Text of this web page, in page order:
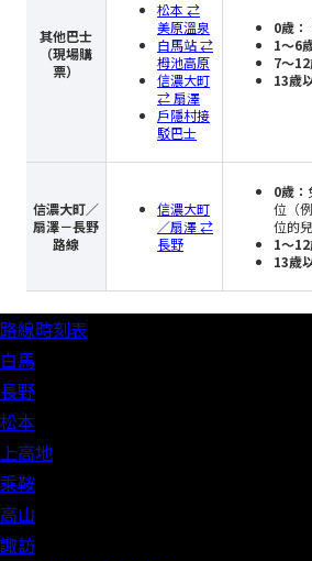
其他巴士
（現場購
票）
松本 ⇄
美原溫泉
白馬站 ⇄
栂池高原
信濃大町
⇄ 扇澤
戶隱村接
駁巴士
0歲：
1～6
7～12
13歲
信濃大町／
扇澤－長野
路線
信濃大町
／扇澤 ⇄
長野
0歲：
位（
位的
1～12
13歲
路線時刻表
白馬
長野
松本
上高地
乘鞍
高山
諏訪